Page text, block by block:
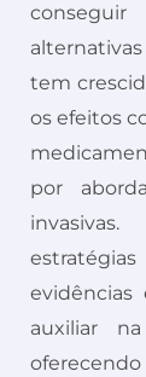
tem
os efeitos
por
evidências
auxiliar